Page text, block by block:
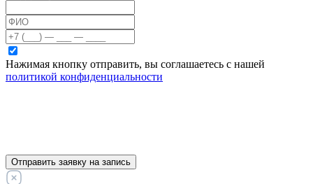
Нажимая кнопку отправить, вы соглашаетесь с нашей
политикой конфиденциальности
Отправить заявку на запись